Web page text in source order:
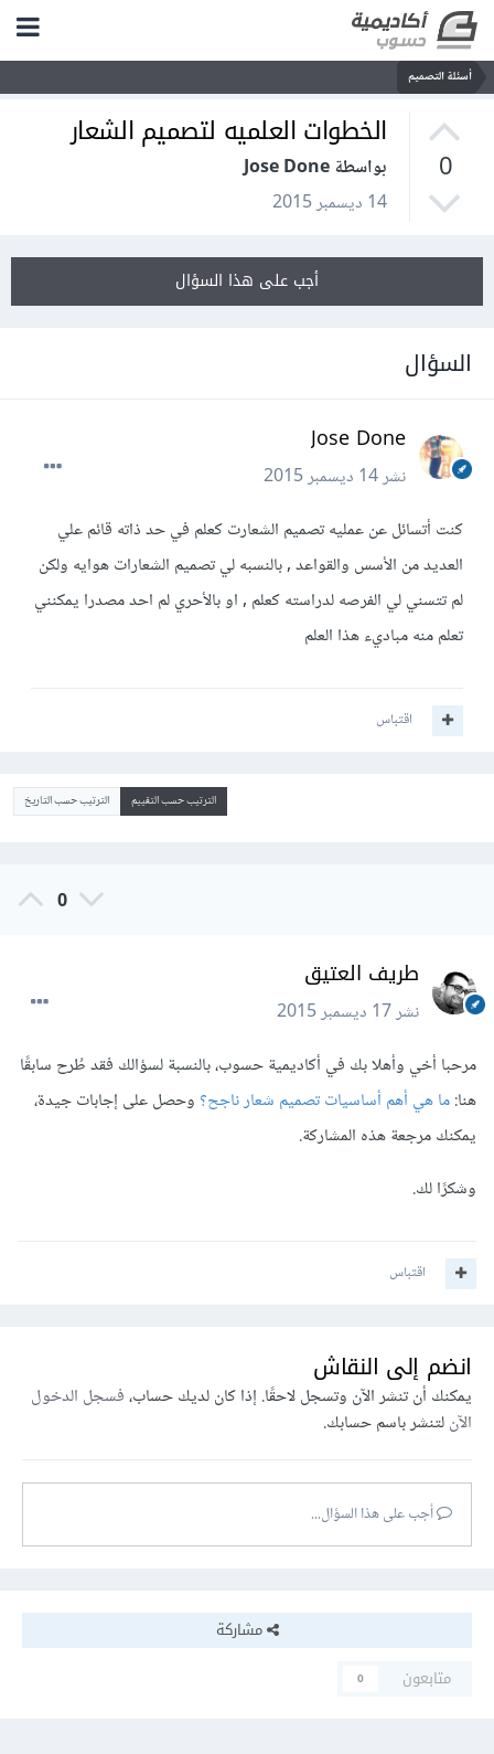
أسئلة التصميم
0
الخطوات العلميه لتصميم الشعار
بواسطة Jose Done
14 ديسمبر 2015
أجب على هذا السؤال
السؤال
Jose Done
نشر14 ديسمبر 2015
كنت أتسائل عن عمليه تصميم الشعارت كعلم في حد ذاته قائم علي
العديد من الأسس والقواعد , بالنسبه لي تصميم الشعارات هوايه ولكن
لم تتسني لي الفرصه لدراسته كعلم , او بالأحري لم احد مصدرا يمكنني
تعلم منه مباديء هذا العلم
اقتباس
الترتيب حسب التقييم الترتيب حسب التاريخ
0
طريف العتيق
نشر17 ديسمبر 2015
مرحبا أخي وأهلا بك في أكاديمية حسوب، بالنسبة لسؤالك فقد طُرح سابقًا
هنا:ما هي أهم أساسيات تصميم شعار ناجح؟وحصل على إجابات جيدة،
يمكنك مرجعة هذه المشاركة.
وشكرًا لك.
اقتباس
انضم إلى النقاش
يمكنك أن تنشر الآن وتسجل لاحقًا. إذا كان لديك حساب،فسجل الدخول
الآنلتنشر باسم حسابك.
أجب على هذا السؤال...
مشاركة
متابعون
0